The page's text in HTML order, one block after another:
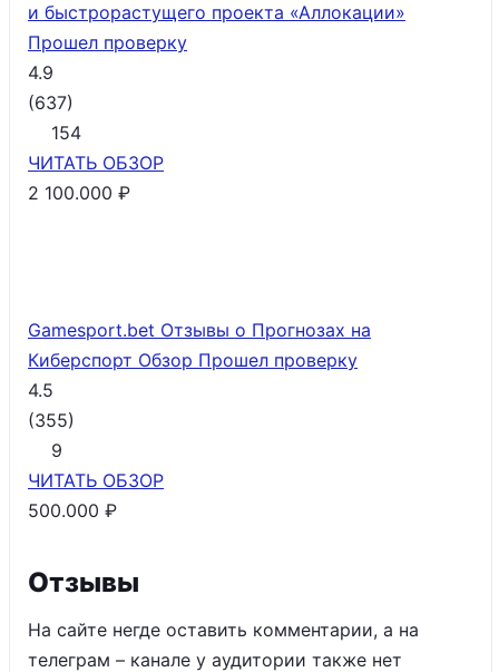
и быстрорастущего проекта «Аллокации»
Прошел проверку
4.9
(637)
154
ЧИТАТЬ ОБЗОР
2 100.000 ₽
Gamesport.bet Отзывы о Прогнозах на
Киберспорт Обзор Прошел проверку
4.5
(355)
9
ЧИТАТЬ ОБЗОР
500.000 ₽
Отзывы
На сайте негде оставить комментарии, а на
телеграм – канале у аудитории также нет